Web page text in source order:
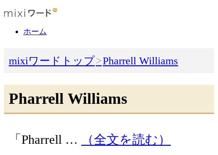
ホーム
mixiワードトップ Pharrell Williams
Pharrell Williams
「Pharrell … （全文を読む）